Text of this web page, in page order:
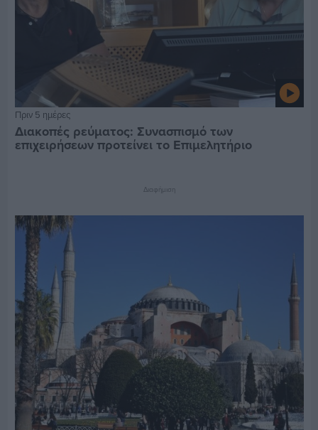
Πριν 5 ημέρες
Διακοπές ρεύματος: Συνασπισμό των
επιχειρήσεων προτείνει το Επιμελητήριο
Διαφήμιση